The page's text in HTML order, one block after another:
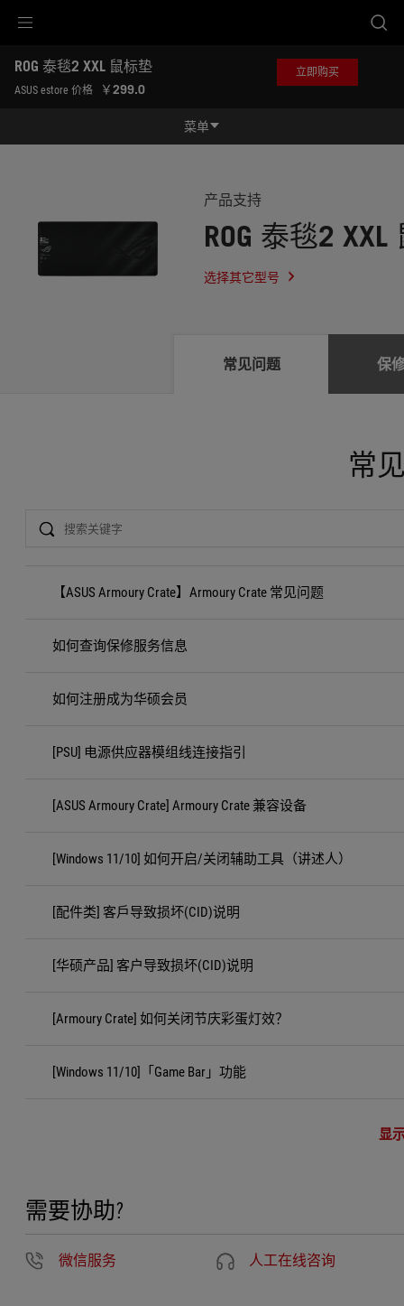
跳到内容
无障碍服务
跳到菜单
ASUS 页脚
ROG 泰毯2 XXL 鼠标垫
服
持
ASUS estore 价格 ￥299.0
立即购买
菜单
奖项
产品图库
产品支持
ROG 泰毯2
选择其它型号
常见问题 保
常
【ASUS Armoury Crate】Armoury Crate 常见问题
如何查询保修服务信息
如何注册成为华硕会员
[PSU] 电源供应器模组线连接指引
[ASUS Armoury Crate] Armoury Crate 兼容设备
[Windows 11/10] 如何开启/关闭辅助工具（讲述人）
[配件类] 客戶导致损坏(CID)说明
[华硕产品] 客户导致损坏(CID)说明
[Armoury Crate] 如何关闭节庆彩蛋灯效？
[Windows 11/10]「Game Bar」功能
显
需要协助?
微信服务 人工在线咨询